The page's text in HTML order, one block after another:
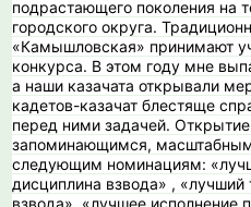
подрастающего поколения на
городского округа.
«Камышловская» принимают
конкурса. В этом году мне
а наши казачата открывали
кадетов-казачат блестяще
перед ними задачей.
запоминающимся,
следующим номинациям:
дисциплина взвода» ,